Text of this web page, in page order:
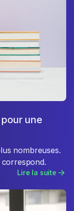
une
nombreuses.
correspond.
Lire la suite